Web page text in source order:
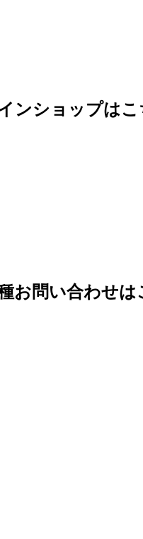
ンショップはこ
お問い合わせは